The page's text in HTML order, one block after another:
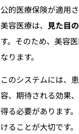
公的医療保険が適用
美容医療は、 見た目
す。そのため、美容
なります。
このシステムには、
容、期待される効果
得る必要があります
けることが大切です。